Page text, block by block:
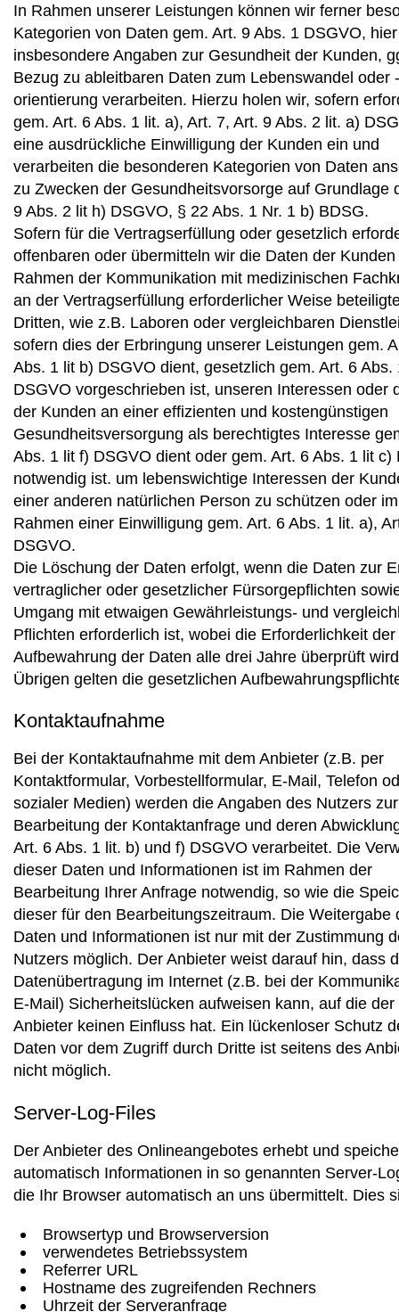
In Rahmen unserer Leistungen können wir ferner
Kategorien von Daten gem. Art. 9 Abs. 1 DSGVO, hier
insbesondere Angaben zur Gesundheit der Kunden,
Bezug zu ableitbaren Daten zum Lebenswandel oder -
orientierung verarbeiten. Hierzu holen wir, sofern
gem. Art. 6 Abs. 1 lit. a), Art. 7, Art. 9 Abs. 2 lit. a)
eine ausdrückliche Einwilligung der Kunden ein und
verarbeiten die besonderen Kategorien von Daten
zu Zwecken der Gesundheitsvorsorge auf Grundlage
9 Abs. 2 lit h) DSGVO, § 22 Abs. 1 Nr. 1 b) BDSG.
Sofern für die Vertragserfüllung oder gesetzlich
offenbaren oder übermitteln wir die Daten der Kunden
Rahmen der Kommunikation mit medizinischen
an der Vertragserfüllung erforderlicher Weise
Dritten, wie z.B. Laboren oder vergleichbaren
sofern dies der Erbringung unserer Leistungen gem.
Abs. 1 lit b) DSGVO dient, gesetzlich gem. Art. 6 Abs.
DSGVO vorgeschrieben ist, unseren Interessen oder
der Kunden an einer effizienten und kostengünstigen
Gesundheitsversorgung als berechtigtes Interesse
Abs. 1 lit f) DSGVO dient oder gem. Art. 6 Abs. 1 lit c)
notwendig ist. um lebenswichtige Interessen der
einer anderen natürlichen Person zu schützen oder im
Rahmen einer Einwilligung gem. Art. 6 Abs. 1 lit. a),
DSGVO.
Die Löschung der Daten erfolgt, wenn die Daten zur
vertraglicher oder gesetzlicher Fürsorgepflichten
Umgang mit etwaigen Gewährleistungs- und
Pflichten erforderlich ist, wobei die Erforderlichkeit der
Aufbewahrung der Daten alle drei Jahre überprüft
Übrigen gelten die gesetzlichen
Kontaktaufnahme
Bei der Kontaktaufnahme mit dem Anbieter (z.B. per
Kontaktformular, Vorbestellformular, E-Mail, Telefon
sozialer Medien) werden die Angaben des Nutzers zur
Bearbeitung der Kontaktanfrage und deren
Art. 6 Abs. 1 lit. b) und f) DSGVO verarbeitet. Die
dieser Daten und Informationen ist im Rahmen der
Bearbeitung Ihrer Anfrage notwendig, so wie die
dieser für den Bearbeitungszeitraum. Die Weitergabe
Daten und Informationen ist nur mit der Zustimmung
Nutzers möglich. Der Anbieter weist darauf hin, dass
Datenübertragung im Internet (z.B. bei der
E-Mail) Sicherheitslücken aufweisen kann, auf die der
Anbieter keinen Einfluss hat. Ein lückenloser Schutz
Daten vor dem Zugriff durch Dritte ist seitens des
nicht möglich.
Server-Log-Files
Der Anbieter des Onlineangebotes erhebt und
automatisch Informationen in so genannten Server-
die Ihr Browser automatisch an uns übermittelt. Dies
Browsertyp und Browserversion
verwendetes Betriebssystem
Referrer URL
Hostname des zugreifenden Rechners
Uhrzeit der Serveranfrage